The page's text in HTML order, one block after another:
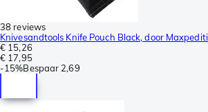
38 reviews
Knivesandtools Knife Pouch Black, door
€ 15,26
€ 17,95
-15%Bespaar 2,69